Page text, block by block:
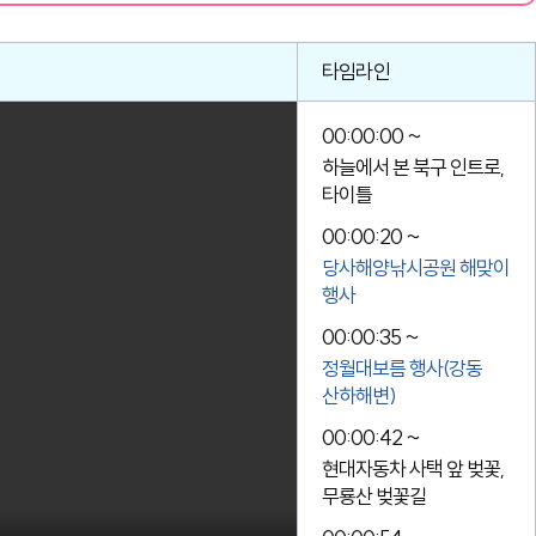
타임라인
00:00:00 ~
하늘에서 본 북구 인트로,
타이틀
00:00:20 ~
당사해양낚시공원 해맞이
행사
00:00:35 ~
정월대보름 행사(강동
산하해변)
00:00:42 ~
현대자동차 사택 앞 벚꽃,
무룡산 벚꽃길